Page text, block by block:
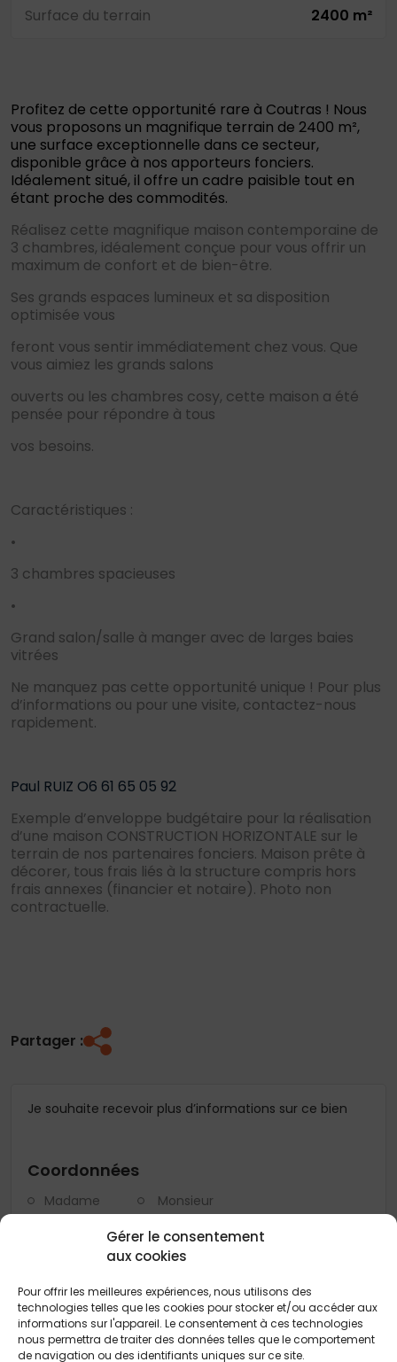
Gérer le consentement
aux cookies
Pour offrir les meilleures expériences, nous utilisons des
technologies telles que les cookies pour stocker et/ou accéder aux
informations sur l'appareil. Le consentement à ces technologies
nous permettra de traiter des données telles que le comportement
de navigation ou des identifiants uniques sur ce site.
Surface du terrain
2400 m²
Profitez de cette opportunité rare à Coutras ! Nous
vous proposons un magnifique terrain de 2400 m²,
une surface exceptionnelle dans ce secteur,
disponible grâce à nos apporteurs fonciers.
Idéalement situé, il offre un cadre paisible tout en
étant proche des commodités.
Réalisez cette magnifique maison contemporaine de
3 chambres, idéalement conçue pour vous offrir un
maximum de confort et de bien-être.
Ses grands espaces lumineux et sa disposition
optimisée vous
feront vous sentir immédiatement chez vous. Que
vous aimiez les grands salons
ouverts ou les chambres cosy, cette maison a été
pensée pour répondre à tous
vos besoins.
Caractéristiques :
•
3 chambres spacieuses
•
Grand salon/salle à manger avec de larges baies
vitrées
Ne manquez pas cette opportunité unique ! Pour plus
d’informations ou pour une visite, contactez-nous
rapidement.
Paul RUIZ O6 61 65 05 92
Exemple d’enveloppe budgétaire pour la réalisation
d’une maison CONSTRUCTION HORIZONTALE sur le
terrain de nos partenaires fonciers. Maison prête à
décorer, tous frais liés à la structure compris hors
frais annexes (financier et notaire). Photo non
contractuelle.
Partager :
Je souhaite recevoir plus d’informations sur ce bien
Coordonnées
Madame
Monsieur
Prénom*
Téléphone*